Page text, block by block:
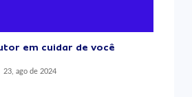
em cuidar de você
23, ago de 2024